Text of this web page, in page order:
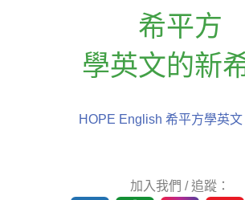
希平方
學英文的新
HOPE English 希平方學英文
加入我們 / 追蹤：